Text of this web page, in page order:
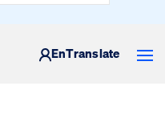
REPUBLIKY
EnTranslate